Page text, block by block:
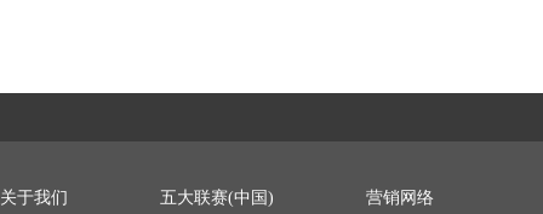
关于我们 五大联赛(中国) 营销网络